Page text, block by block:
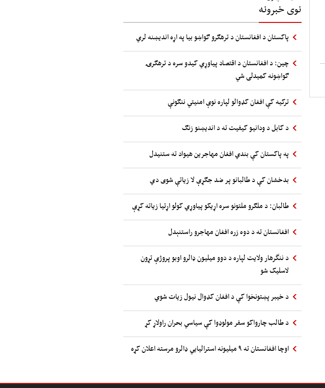
نوی خبرونه
پاکستان د افغانستان د ترهګرو ګواښو بیا په اړه اندیښنه لري
چین: د افغانستان د اقتصاد پیاوړي کیدو سره د ترهګرۍ
ګواښونه کمیدلی شي
ترکیه کې افغان کډوالو لپاره نوې امنیتي ننګونې
د کابل د ودانیو کیفیت ته د اندیښنو زنګ
په پاکستان کې بندي افغان مهاجرین هیواد ته ستنیدل
بدخشان کې د طالبانو پر ضد جګړې لا زیاتې شوی دي
طالبان: د ملګرو ملتونو سره اړیکو پیاوړي کولو اړتیا زیاته کړې
افغانستان ته د دوه زره افغان مهاجرو راستنېدل
د ننگرهار ولایت لپاره د دوو میلیون ډالرو اوبو پروژې تړون
لاسلیک شو
د خیبر پښتونخوا کې د افغان کډوال نیول زیات شوي
د طالب چارواکو سفر مولوډوا کې سیاسي بحران راولاړ کړ
اوچا افغانستان ته ۹ میلیونه استرالیایي ډالرو مرسته اعلان کړه